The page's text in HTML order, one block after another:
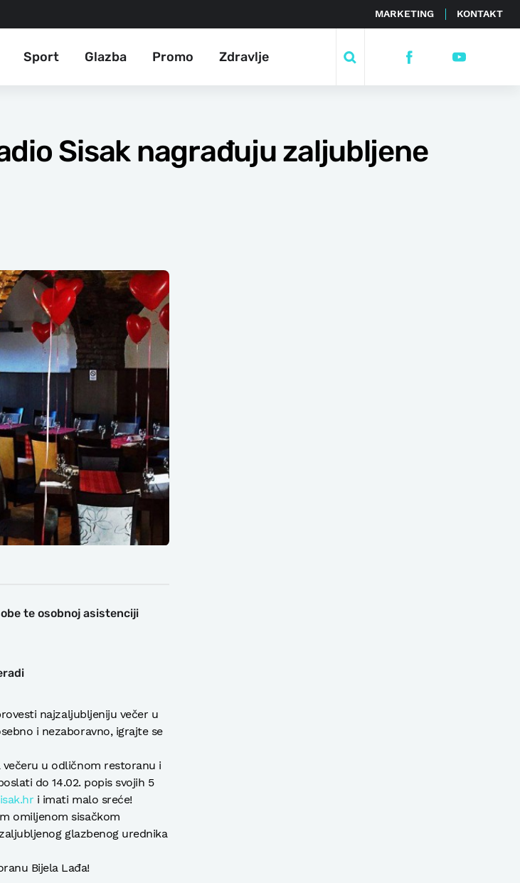
MARKETING KONTAKT
Sport Glazba Promo Zdravlje
Sisak nagrađuju zaljubljene
te osobnoj asistenciji
najzaljubljeniju večer u
i nezaboravno, igrajte se
večeru u odličnom restoranu i
do 14.02. popis svojih 5
i imati malo sreće!
omiljenom sisačkom
glazbenog urednika
Bijela Lađa!